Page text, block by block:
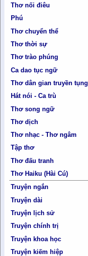
Thơ nối điêu
Phú
Thơ chuyển thể
Thơ thời sự
Thơ trào phúng
Ca dao tục ngữ
Thơ dân gian truyền tụng
Hát nói - Ca trù
Thơ song ngữ
Thơ dịch
Thơ nhạc - Thơ ngâm
Tập thơ
Thơ đấu tranh
Thơ Haiku (Hài Cú)
Truyện ngắn
Truyện dài
Truyện lịch sử
Truyện chính trị
Truyện khoa học
Truyện kiếm hiệp